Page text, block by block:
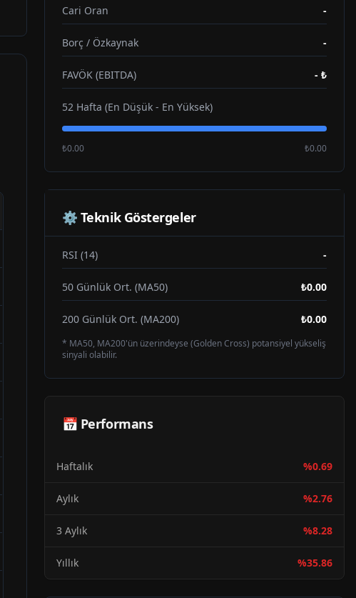
Cari Oran -
Borç / Özkaynak -
FAVÖK (EBITDA) - ₺
52 Hafta (En Düşük - En Yüksek)
₺0.00 ₺0.00
⚙️ Teknik Göstergeler
RSI (14) -
50 Günlük Ort. (MA50) ₺0.00
200 Günlük Ort. (MA200) ₺0.00
* MA50, MA200'ün üzerindeyse (Golden Cross) potansiyel yükseliş
sinyali olabilir.
📅 Performans
Haftalık %0.69
Aylık %2.76
3 Aylık %8.28
Yıllık %35.86